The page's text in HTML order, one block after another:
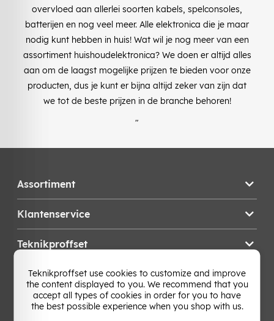
overvloed aan allerlei soorten kabels, spelconsoles,
batterijen en nog veel meer. Alle elektronica die je maar
nodig kunt hebben in huis! Wat wil je nog meer van een
assortiment huishoudelektronica? We doen er altijd alles
aan om de laagst mogelijke prijzen te bieden voor onze
producten, dus je kunt er bijna altijd zeker van zijn dat
we tot de beste prijzen in de branche behoren!
"
Assortiment
Klantenservice
Teknikproffset
Wijzig Land
Teknikproffset use cookies to customize and improve
the content displayed to you. We recommend that you
accept all types of cookies in order for you to have
the best possible experience when you shop with us.